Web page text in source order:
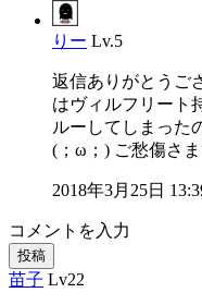
りー Lv.5
返信ありがとうご
はヴィルフリート
ルーしてしまった
(；ω；) ご愁傷さま
2018年3月25日
コメントを入力
投稿
苗子 Lv22